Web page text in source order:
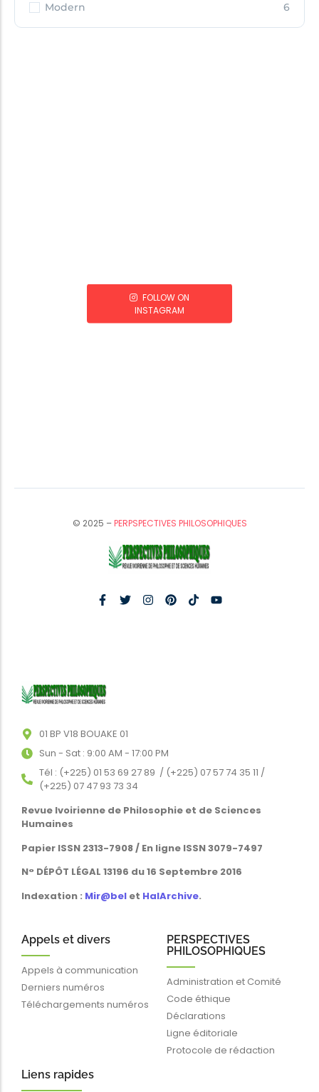
Modern
6
FOLLOW ON
INSTAGRAM
© 2025 –PERPSPECTIVES PHILOSOPHIQUES
01 BP V18 BOUAKE 01
Sun - Sat : 9:00 AM - 17:00 PM
Tél : (+225) 01 53 69 27 89 / (+225) 07 57 74 35 11 /
(+225) 07 47 93 73 34
Revue Ivoirienne de Philosophie et de Sciences
Humaines
Papier ISSN 2313-7908 / En ligne ISSN 3079-7497
N° DÉPÔT LÉGAL 13196 du 16 Septembre 2016
Indexation : Mir@bel et HalArchive.
Appels et divers
Appels à communication
Derniers numéros
Téléchargements numéros
PERSPECTIVES
PHILOSOPHIQUES
Administration et Comité
Code éthique
Déclarations
Ligne éditoriale
Protocole de rédaction
Liens rapides